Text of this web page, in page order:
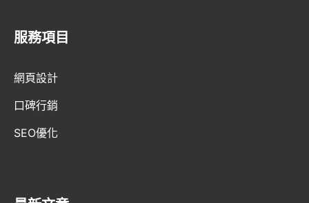
服務項目
網頁設計
口碑行銷
SEO優化